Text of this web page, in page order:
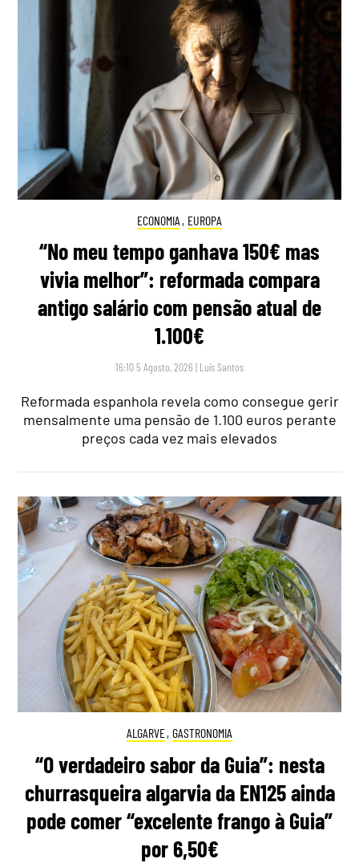
ECONOMIA , EUROPA
“No meu tempo ganhava 150€ mas
vivia melhor”: reformada compara
antigo salário com pensão atual de
1.100€
16:10 5 Agosto, 2026 | Luís Santos
Reformada espanhola revela como consegue gerir
mensalmente uma pensão de 1.100 euros perante
preços cada vez mais elevados
ALGARVE, GASTRONOMIA
“O verdadeiro sabor da Guia”: nesta
churrasqueira algarvia da EN125 ainda
pode comer “excelente frango à Guia”
por 6,50€